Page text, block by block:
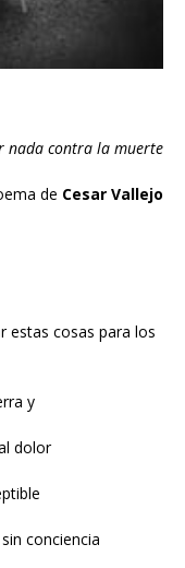
nada contra la muerte
de Cesar Vallejo
estas cosas para los
y
dolor
conciencia